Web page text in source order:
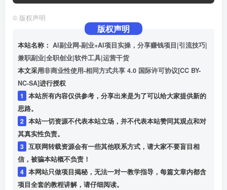
© 版权声明
版权声明
本站名称： AI副业网-副业+AI项目实操，分享赚钱项目|引流技巧|
兼职副业|全职创业|软件工具|运营干货
本文采用非商业性使用-相同方式共享 4.0 国际许可协议[CC BY-
NC-SA]进行授权
1
本站所有内容仅供参考，分享出来是为了可以给大家提供新的
思路。
2 本站一切资源不代表本站立场，并不代表本站赞同其观点和对
其真实性负责。
3 互联网转载资源会有一些其他联系方式，请大家不要盲目相
信，被骗本站概不负责！
4 本网站只做项目揭秘，无法一对一教学指导，每篇文章内都含
项目全套的教程讲解，请仔细阅读。